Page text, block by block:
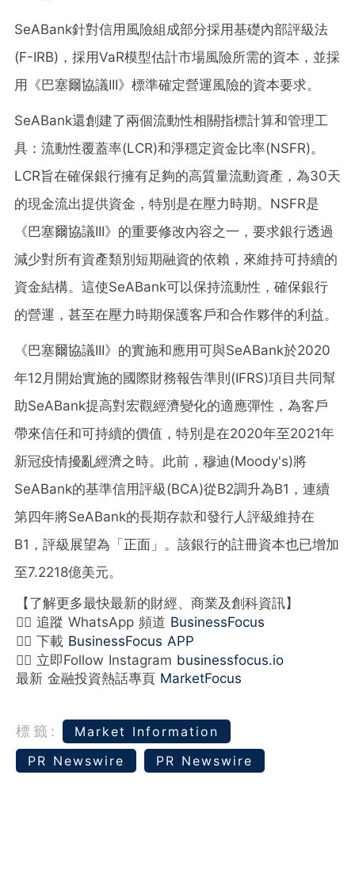
SeABank針對信用風險組成部分採用基礎內部評級法
(F-IRB)，採用VaR模型估計市場風險所需的資本，並採
用《巴塞爾協議III》標準確定營運風險的資本要求。
SeABank還創建了兩個流動性相關指標計算和管理工
具：流動性覆蓋率(LCR)和淨穩定資金比率(NSFR)。
LCR旨在確保銀行擁有足夠的高質量流動資產，為30天
的現金流出提供資金，特別是在壓力時期。NSFR是
《巴塞爾協議III》的重要修改內容之一，要求銀行透過
減少對所有資產類別短期融資的依賴，來維持可持續的
資金結構。這使SeABank可以保持流動性，確保銀行
的營運，甚至在壓力時期保護客戶和合作夥伴的利益。
《巴塞爾協議III》的實施和應用可與SeABank於2020
年12月開始實施的國際財務報告準則(IFRS)項目共同幫
助SeABank提高對宏觀經濟變化的適應彈性，為客戶
帶來信任和可持續的價值，特別是在2020年至2021年
新冠疫情擾亂經濟之時。此前，穆迪(Moody's)將
SeABank的基準信用評級(BCA)從B2調升為B1，連續
第四年將SeABank的長期存款和發行人評級維持在
B1，評級展望為「正面」。該銀行的註冊資本也已增加
至7.2218億美元。
【了解更多最快最新的財經、商業及創科資訊】
👉🏻 追蹤 WhatsApp 頻道 BusinessFocus
👉🏻 下載 BusinessFocus APP
👉🏻 立即Follow Instagram businessfocus.io
最新 金融投資熱話專頁 MarketFocus
標籤:
Market Information
PR Newswire
PR Newswire